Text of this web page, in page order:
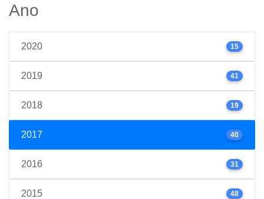
Ano
2020 15
2019 41
2018 19
2017 40
2016 31
2015 48